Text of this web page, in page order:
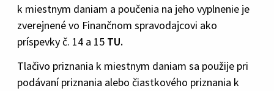
k miestnym daniam a poučenia na jeho vyplnenie je
zverejnené vo Finančnom spravodajcovi ako
príspevky č. 14 a 15 TU.
Tlačivo priznania k miestnym daniam sa použije pri
podávaní priznania alebo čiastkového priznania k